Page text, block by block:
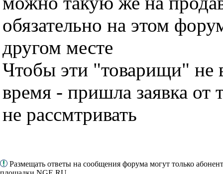
обязательно на этом
другом месте
Чтобы эти "товарищи" не
время - пришла заявка от
не рассмтривать
Размещать ответы на сообщения форума могут только